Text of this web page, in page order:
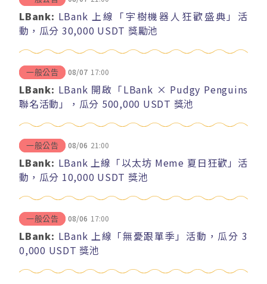
LBank: LBank 上線「宇樹機器人狂歡盛典」活
動，瓜分 30,000 USDT 獎勵池
一般公告 08/07 17:00
LBank: LBank 開啟「LBank × Pudgy Penguins
聯名活動」，瓜分 500,000 USDT 獎池
一般公告 08/06 21:00
LBank: LBank 上線「以太坊 Meme 夏日狂歡」活
動，瓜分 10,000 USDT 獎池
一般公告 08/06 17:00
LBank: LBank 上線「無憂跟單季」活動，瓜分 3
0,000 USDT 獎池